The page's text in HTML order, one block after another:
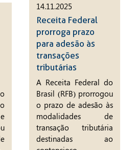
14.11.2025
Receita Federal
prorroga prazo
para adesão às
transações
tributárias
A Receita Federal do
Brasil (RFB) prorrogou
o prazo de adesão às
modalidades de
transação tributária
destinadas ao